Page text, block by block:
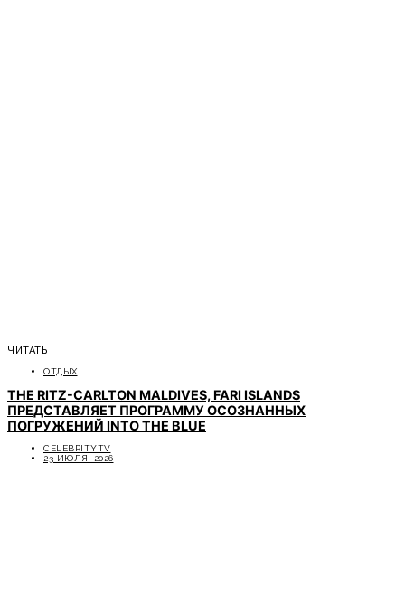
ЧИТАТЬ
ОТДЫХ
THE RITZ-CARLTON MALDIVES, FARI ISLANDS
ПРЕДСТАВЛЯЕТ ПРОГРАММУ ОСОЗНАННЫХ
ПОГРУЖЕНИЙ INTO THE BLUE
CELEBRITYTV
23 ИЮЛЯ, 2026